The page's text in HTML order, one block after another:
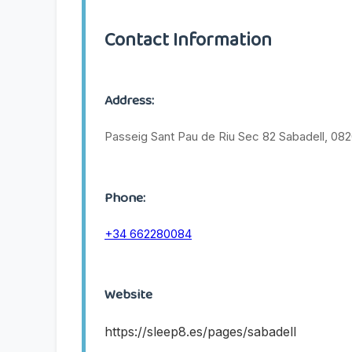
Contact Information
Address:
Passeig Sant Pau de Riu Sec 82 Sabadell,
Phone:
+34 662280084
Website
https://sleep8.es/pages/sabadell